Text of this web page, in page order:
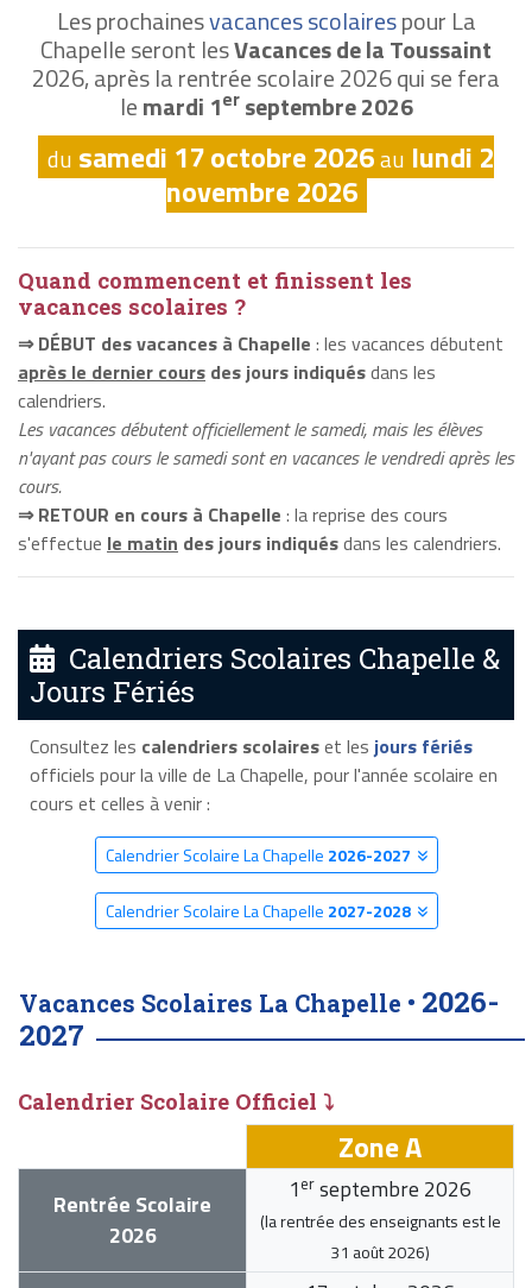
Les prochainesvacances scolairespour La
Chapelle seront lesVacances de la Toussaint
2026, après la rentrée scolaire 2026 qui se fera
lemardi 1erseptembre 2026
du samedi 17 octobre 2026au lundi 2
novembre 2026
Quand commencent et finissent les
vacances scolaires ?
⇒ DÉBUT des vacances à Chapelle : les vacances débutent
après le dernier cours des jours indiquésdans les
calendriers.
Les vacances débutent officiellement le samedi, mais les élèves
n'ayant pas cours le samedi sont en vacances le vendredi après les
cours.
⇒ RETOUR en cours à Chapelle : la reprise des cours
s'effectue le matin des jours indiquésdans les calendriers.
Calendriers Scolaires Chapelle &
Jours Fériés
Consultez les calendriers scolaireset les jours fériés
officiels pour la ville de La Chapelle, pour l'année scolaire en
cours et celles à venir :
Calendrier Scolaire La Chapelle 2026-2027
Calendrier Scolaire La Chapelle 2027-2028
Vacances Scolaires La Chapelle • 2026-
2027
Calendrier Scolaire Officiel ⤵
Zone A
Rentrée Scolaire
2026
1 er septembre 2026
(la rentrée des enseignants est le
31 août 2026)